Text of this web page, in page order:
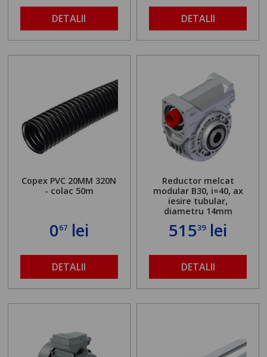
DETALII DETALII
Copex PVC 20MM 320N
- colac 50m
067lei
DETALII
Reductor melcat
modular B30, i=40, ax
iesire tubular,
diametru 14mm
51539lei
DETALII